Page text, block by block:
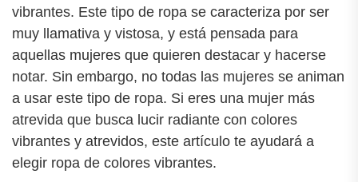
vibrantes. Este tipo de ropa se caracteriza por ser
muy llamativa y vistosa, y está pensada para
aquellas mujeres que quieren destacar y hacerse
notar. Sin embargo, no todas las mujeres se animan
a usar este tipo de ropa. Si eres una mujer más
atrevida que busca lucir radiante con colores
vibrantes y atrevidos, este artículo te ayudará a
elegir ropa de colores vibrantes.